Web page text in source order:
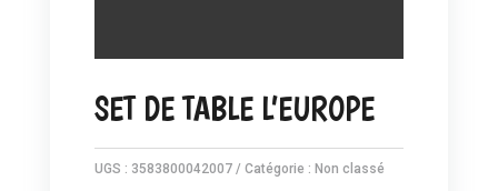
SET DE TABLE L’EUROPE
UGS : 3583800042007 Catégorie : Non classé